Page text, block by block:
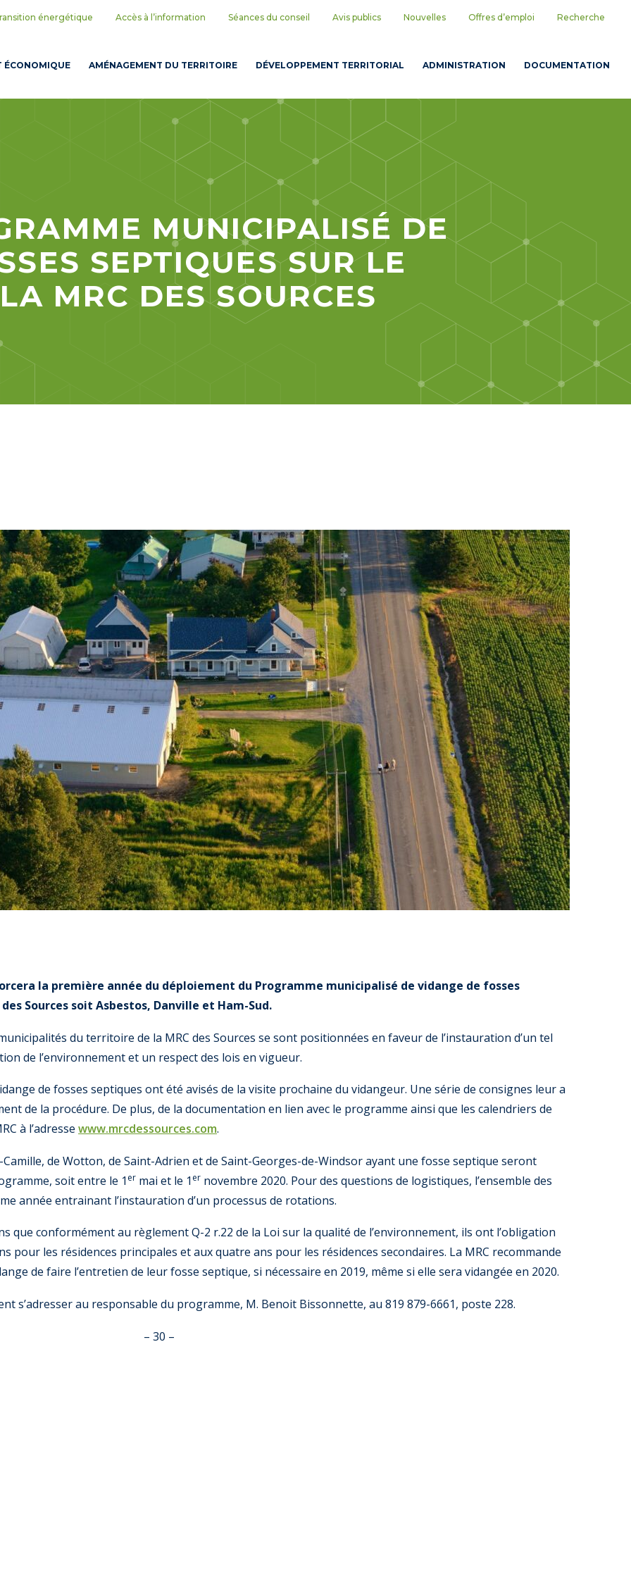
énergétique Accès à l’information Séances du conseil Avis publics Nouvelles Offres d’emploi Recherche
ÉCONOMIQUE AMÉNAGEMENT DU TERRITOIRE DÉVELOPPEMENT TERRITORIAL ADMINISTRATION DOCUMENTATION
MUNICIPALISÉ DE
SEPTIQUES SUR LE
MRC DES SOURCES
la première année du déploiement du Programme municipalisé de vidange de fosses
Sources soit Asbestos, Danville et Ham-Sud.
du territoire de la MRC des Sources se sont positionnées en faveur de l’instauration d’un tel
de l’environnement et un respect des lois en vigueur.
de fosses septiques ont été avisés de la visite prochaine du vidangeur. Une série de consignes leur a
de la procédure. De plus, de la documentation en lien avec le programme ainsi que les calendriers de
à l’adresse www.mrcdessources.com.
de Wotton, de Saint-Adrien et de Saint-Georges-de-Windsor ayant une fosse septique seront
soit entre le 1 er mai et le 1 er novembre 2020. Pour des questions de logistiques, l’ensemble des
année entrainant l’instauration d’un processus de rotations.
que conformément au règlement Q-2 r.22 de la Loi sur la qualité de l’environnement, ils ont l’obligation
pour les résidences principales et aux quatre ans pour les résidences secondaires. La MRC recommande
de faire l’entretien de leur fosse septique, si nécessaire en 2019, même si elle sera vidangée en 2020.
s’adresser au responsable du programme, M. Benoit Bissonnette, au 819 879-6661, poste 228.
– 30 –